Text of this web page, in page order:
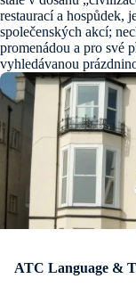
restaurací a hospůdek,
společenských akcí;
promenádou a pro své
vyhledávanou
ATC Language &